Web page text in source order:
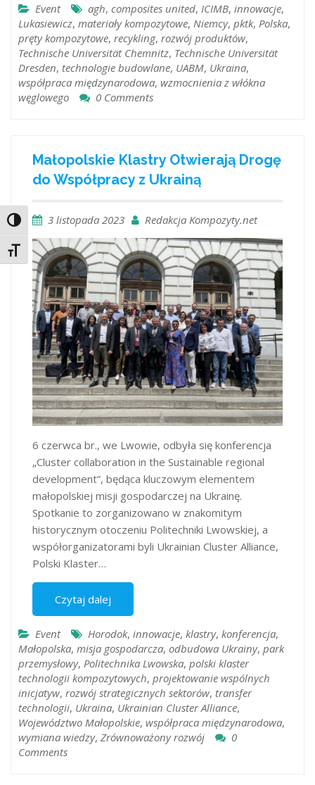
Toggle High Contrast
Toggle Font size
Event agh, composites united, ICIMB, innowacje,
Lukasiewicz, materiały kompozytowe, Niemcy, pktk, Polska,
pręty kompozytowe, recykling, rozwój produktów,
Technische Universität Chemnitz, Technische Universität
Dresden, technologie budowlane, UABM, Ukraina,
współpraca międzynarodowa, wzmocnienia z włókna
węglowego
0 Comments
Małopolskie Klastry Otwierają Drogę
do Współpracy z Ukrainą
3 listopada 2023 Redakcja Kompozyty.net
6 czerwca br., we Lwowie, odbyła się konferencja
„Cluster collaboration in the Sustainable regional
development”, będąca kluczowym elementem
małopolskiej misji gospodarczej na Ukrainę.
Spotkanie to zorganizowano w znakomitym
historycznym otoczeniu Politechniki Lwowskiej, a
współorganizatorami byli Ukrainian Cluster Alliance,
Polski Klaster…
Czytaj dalej
Event Horodok, innowacje, klastry, konferencja,
Małopolska, misja gospodarcza, odbudowa Ukrainy, park
przemysłowy, Politechnika Lwowska, polski klaster
technologii kompozytowych, projektowanie wspólnych
inicjatyw, rozwój strategicznych sektorów, transfer
technologii, Ukraina, Ukrainian Cluster Alliance,
Województwo Małopolskie, współpraca międzynarodowa,
wymiana wiedzy, Zrównoważony rozwój
0
Comments